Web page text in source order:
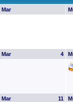
Mar
4
Mar
11
Mar